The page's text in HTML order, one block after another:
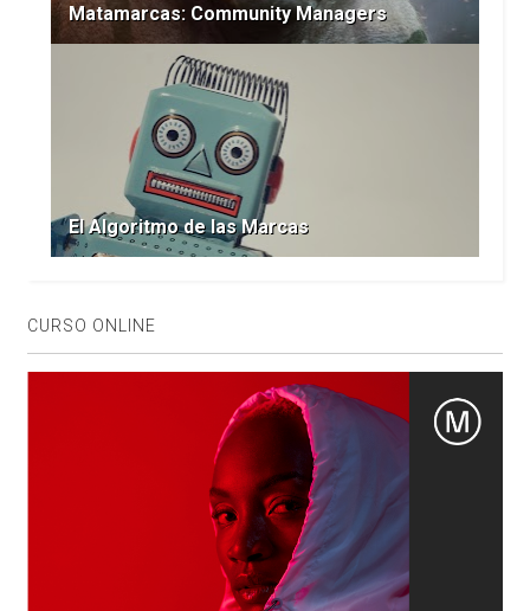
Matamarcas: Community Managers
El Algoritmo de las Marcas
CURSO ONLINE